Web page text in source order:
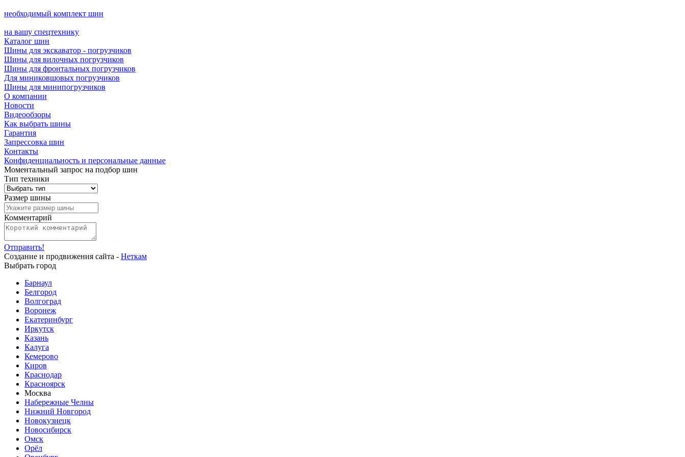
необходимый комплект шин
на вашу спецтехнику
Каталог шин
Шины для экскаватор - погрузчиков
Шины для вилочных погрузчиков
Шины для фронтальных погрузчиков
Для миниковшовых погрузчиков
Шины для минипогрузчиков
О компании
Новости
Видеообзоры
Как выбрать шины
Гарантия
Запрессовка шин
Контакты
Конфиденциальность и персональные данные
Моментальный запрос на подбор шин
Тип техники
Размер шины
Комментарий
Отправить!
Создание и продвижения сайта - Неткам
Выбрать город
Барнаул
Белгород
Волгоград
Воронеж
Екатеринбург
Иркутск
Казань
Калуга
Кемерово
Киров
Краснодар
Красноярск
Москва
Набережные Челны
Нижний Новгород
Новокузнецк
Новосибирск
Омск
Орёл